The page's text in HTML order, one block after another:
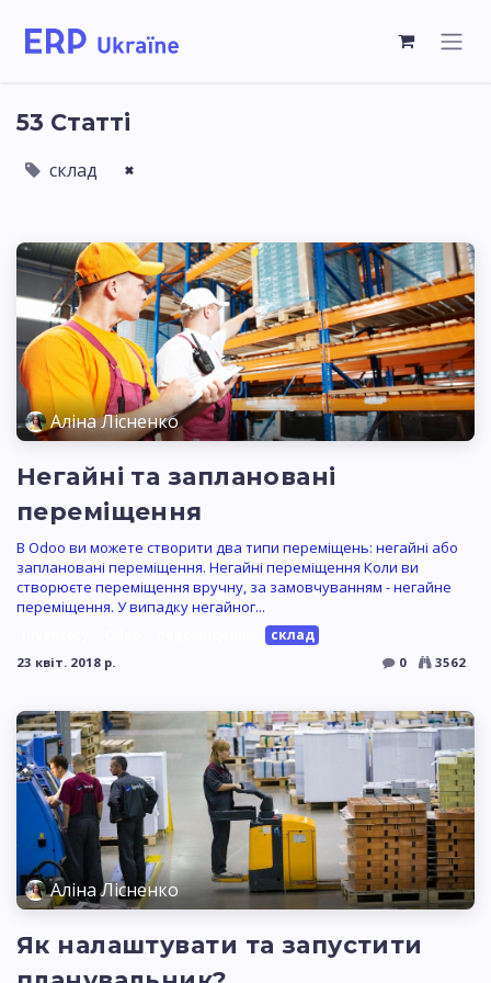
53 Статті
склад ×
Аліна Лісненко
Негайні та заплановані
переміщення
В Odoo ви можете створити два типи переміщень: негайні або
заплановані переміщення. Негайні переміщення Коли ви
створюєте переміщення вручну, за замовчуванням - негайне
переміщення. У випадку негайног...
склад
23 квіт. 2018 р. 0 3562
Аліна Лісненко
Як налаштувати та запустити